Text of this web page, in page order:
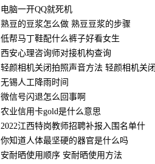
电脑一开QQ就死机
熟豆的豆浆怎么做 熟豆豆浆的步骤
低帮马丁鞋配什么裤子好看女生
西安心理咨询师对接机构查询
轻颜相机关闭拍照声音方法 轻颜相机关闭
无锡人工降雨时间
微信号闪退怎么回事啊
农业信用卡gold是什么意思
2022江西特岗教师招聘补报入围名单什
你知道人体最坚硬的器官是什么吗
安耐晒使用顺序 安耐晒使用方法